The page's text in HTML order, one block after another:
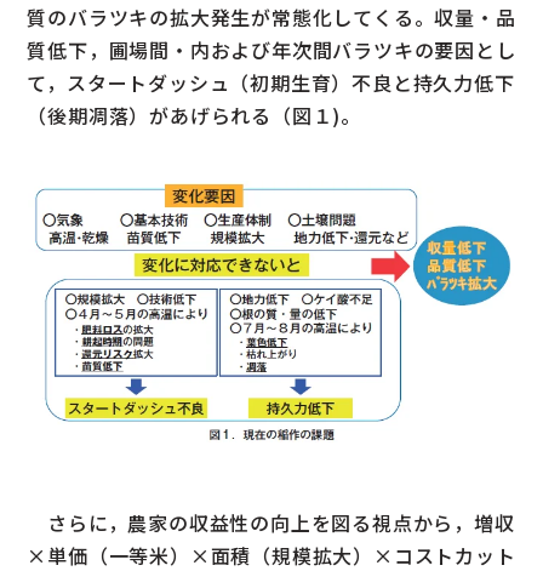
質のバラツキの拡大発生が常態化してくる。収量・品
質低下，圃場間・内および年次間バラツキの要因とし
て，スタートダッシュ（初期生育）不良と持久力低下
（後期凋落）があげられる（図１)。
さらに，農家の収益性の向上を図る視点から，増収
×単価（一等米）×面積（規模拡大）×コストカット